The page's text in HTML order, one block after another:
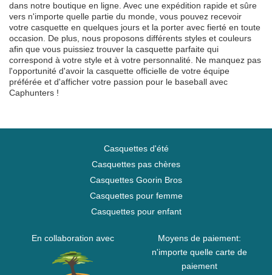
dans notre boutique en ligne. Avec une expédition rapide et sûre
vers n'importe quelle partie du monde, vous pouvez recevoir
votre casquette en quelques jours et la porter avec fierté en toute
occasion. De plus, nous proposons différents styles et couleurs
afin que vous puissiez trouver la casquette parfaite qui
correspond à votre style et à votre personnalité. Ne manquez pas
l'opportunité d'avoir la casquette officielle de votre équipe
préférée et d'afficher votre passion pour le baseball avec
Caphunters !
Casquettes d'été
Casquettes pas chères
Casquettes Goorin Bros
Casquettes pour femme
Casquettes pour enfant
En collaboration avec
Moyens de paiement:
n'importe quelle carte de
paiement